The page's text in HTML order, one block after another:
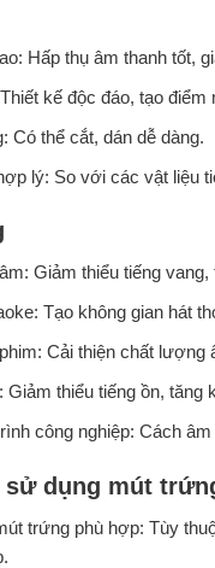
Hấp thụ âm thanh tốt,
kế độc đáo, tạo điểm
Có thể cắt, dán dễ dàng.
lý: So với các vật liệu
Giảm thiểu tiếng
Tạo không gian hát
Cải thiện chất lượng
Giảm thiểu tiếng ồn, tăng
công nghiệp: Cách
dụng mút
trứng phù hợp: Tùy